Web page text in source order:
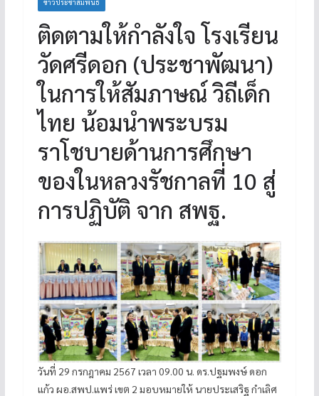
ติดตามให้กำลังใจ โรงเรียน
วัดศรีดอก (ประชาพัฒนา)
ในการให้สัมภาษณ์ วิถีเด็ก
ไทย น้อมนำพระบรม
ราโชบายด้านการศึกษา
ของในหลวงรัชกาลที่ 10 สู่
การปฏิบัติ จาก สพฐ.
วันที่ 29 กรกฎาคม 2567 เวลา 09.00 น. ดร.ปฐมพงษ์ ดอก
แก้ว ผอ.สพป.แพร่ เขต 2 มอบหมายให้ นายประเสริฐ กำเลิศ